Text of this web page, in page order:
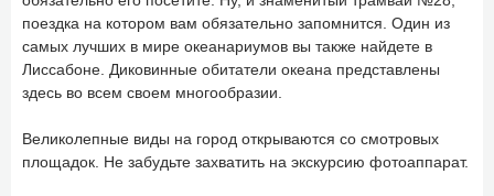
поездка на котором вам обязательно запомнится. Один из
самых лучших в мире океанариумов вы также найдете в
Лиссабоне. Диковинные обитатели океана представлены
здесь во всем своем многообразии.
Великолепные виды на город открываются со смотровых
площадок. Не забудьте захватить на экскурсию фотоаппарат.